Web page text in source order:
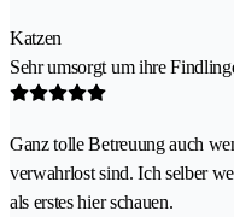
Katzen
Sehr umsorgt um ihre
Ganz tolle Betreuung auch
verwahrlost sind. Ich selber
als erstes hier schauen.